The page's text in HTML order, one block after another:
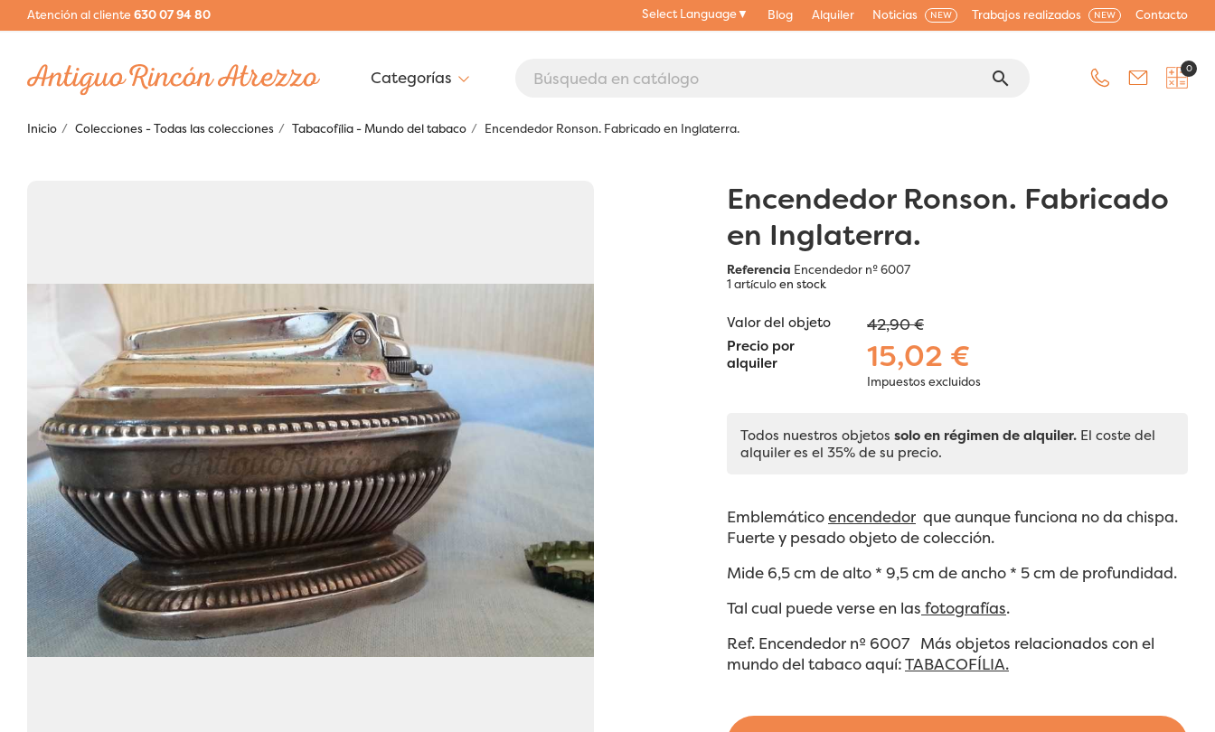
Atención al cliente630 07 94 80 Select Language▼ Blog Alquiler Noticias NEW Trabajos realizados NEW Contacto
search 0
Inicio Colecciones - Todas las colecciones Tabacofília - Mundo del tabaco Encendedor Ronson. Fabricado en Inglaterra.
Encendedor Ronson. Fabricado
en Inglaterra.
Referencia Encendedor nº 6007
1 artículoen stock
Valor del objeto 42,90 €
Precio por
alquiler
15,02 €
Impuestos excluidos
Todos nuestros objetos solo en régimen de alquiler. El coste del
alquiler es el 35% de su precio.
Emblemáticoencendedor que aunque funciona no da chispa.
Fuerte y pesado objeto de colección.
Mide 6,5 cm de alto * 9,5 cm de ancho * 5 cm de profundidad.
Tal cual puede verse en las fotografías.
Ref. Encendedor nº 6007 Más objetos relacionados con el
mundo del tabaco aquí:TABACOFÍLIA.